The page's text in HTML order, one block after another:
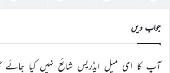
جواب دیں
آپ کا ای میل ایڈریس شائع نہیں کیا جائے